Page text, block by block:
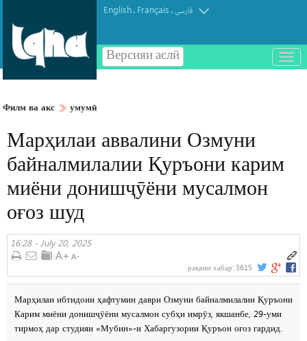
English. Français.فارسی
Версияи аслӣ
باز
و
Филм ва акс умумӣ
Марҳилаи аввалини Озмуни
байналмилалии Қуръони карим
миёни донишҷӯёни мусалмон
оғоз шуд
16:28 - July 20, 2025
рақами хабар: 3615
Марҳилаи ибтидоии ҳафтумин даври Озмуни байналмилалии Қуръони
Карим миёни донишҷӯёни мусалмон субҳи имрӯз, якшанбе, 29-уми
тирмоҳ дар студияи «Мубин»-и Хабаргузории Қуръон оғоз гардид.